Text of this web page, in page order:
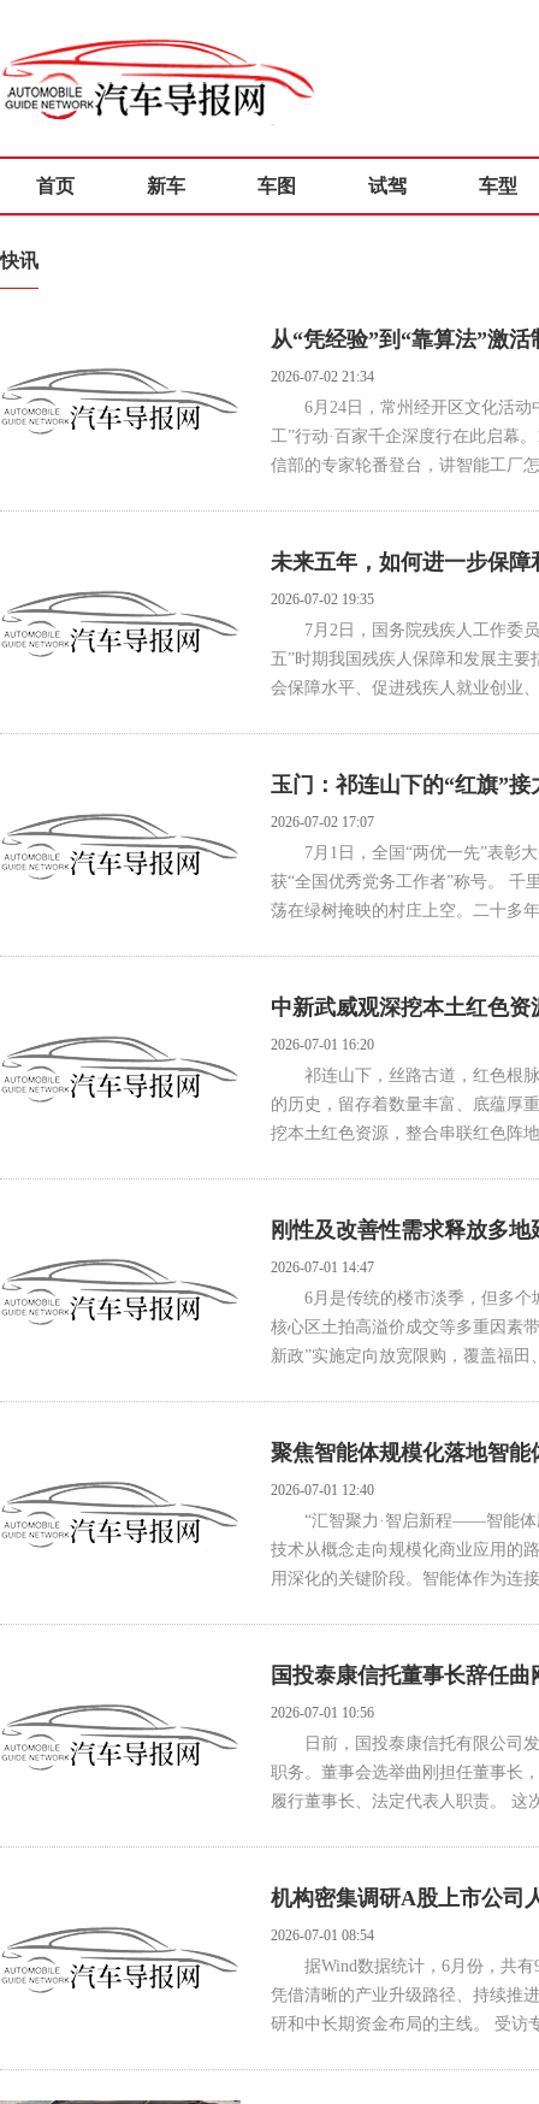
首页 新车 车图 试驾 车型
快讯
从“凭经验”到“靠算法”激
2026-07-02 21:34
6月24日，常州经开区文化活
工”行动·百家千企深度行在此启幕
信部的专家轮番登台，讲智能工厂
未来五年，如何进一步保障
2026-07-02 19:35
7月2日，国务院残疾人工作委
五”时期我国残疾人保障和发展主
会保障水平、促进残疾人就业创业
玉门：祁连山下的“红旗”接
2026-07-02 17:07
7月1日，全国“两优一先”表彰
获“全国优秀党务工作者”称号。 千
荡在绿树掩映的村庄上空。二十多
中新武威观深挖本土红色资
2026-07-01 16:20
祁连山下，丝路古道，红色根
的历史，留存着数量丰富、底蕴厚
挖本土红色资源，整合串联红色阵
刚性及改善性需求释放多地
2026-07-01 14:47
6月是传统的楼市淡季，但多个
核心区土拍高溢价成交等多重因素
新政”实施定向放宽限购，覆盖福
聚焦智能体规模化落地智能
2026-07-01 12:40
“汇智聚力·智启新程——智能体
技术从概念走向规模化商业应用的
用深化的关键阶段。智能体作为连
国投泰康信托董事长辞任曲
2026-07-01 10:56
日前，国投泰康信托有限公司
职务。董事会选举曲刚担任董事长
履行董事长、法定代表人职责。 这
机构密集调研A股上市公司
2026-07-01 08:54
据Wind数据统计，6月份，共
凭借清晰的产业升级路径、持续推
研和中长期资金布局的主线。 受访